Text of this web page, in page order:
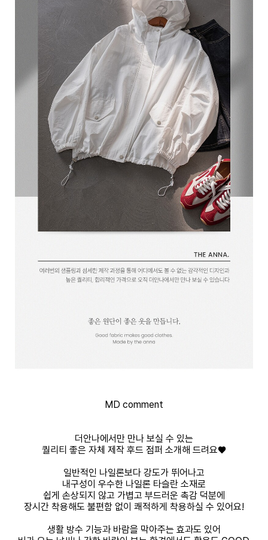
MD comment
더안나에서만 만나 보실 수 있는
퀄리티 좋은 자체 제작 후드 점퍼 소개해 드려요♥
일반적인 나일론보다 강도가 뛰어나고
내구성이 우수한 나일론 타슬란 소재로
쉽게 손상되지 않고 가볍고 부드러운 촉감 덕분에
장시간 착용해도 불편함 없이 쾌적하게 착용하실 수 있어요!
생활 방수 기능과 바람을 막아주는 효과도 있어